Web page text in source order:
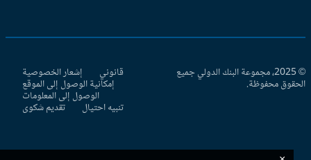
© 2025، مجموعة البنك الدولي جميع
محفوظة.
قانوني إشعار الخصوصية
إمكانية الوصول إلى الموقع
الوصول إلى المعلومات
تنبيه احتيال تقديم شكوى